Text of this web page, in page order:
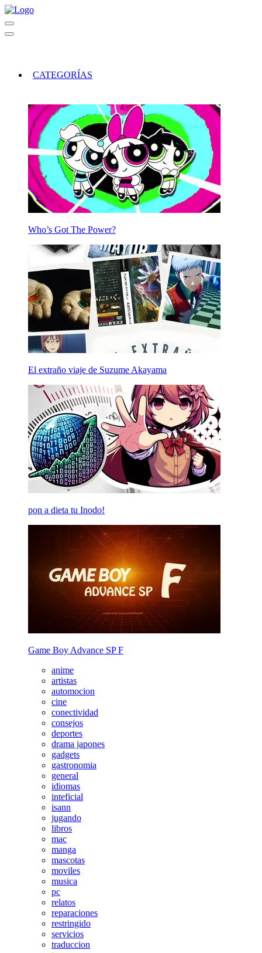
CATEGORÍAS
Who’s Got The Power?
El extraño viaje de Suzume Akayama
pon a dieta tu Inodo!
Game Boy Advance SP F
anime
artistas
automocion
cine
conectividad
consejos
deportes
drama japones
gadgets
gastronomia
general
idiomas
inteficial
isann
jugando
libros
mac
manga
mascotas
moviles
musica
pc
relatos
reparaciones
restringido
servicios
traduccion